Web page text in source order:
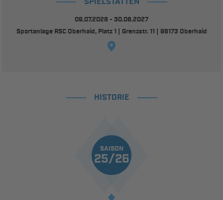
09.07.2026 - 30.06.2027
Sportanlage RSC Oberhaid, Platz 1 | Grenzstr. 11 | 96173 Oberhaid
HISTORIE
SAISON
25/26